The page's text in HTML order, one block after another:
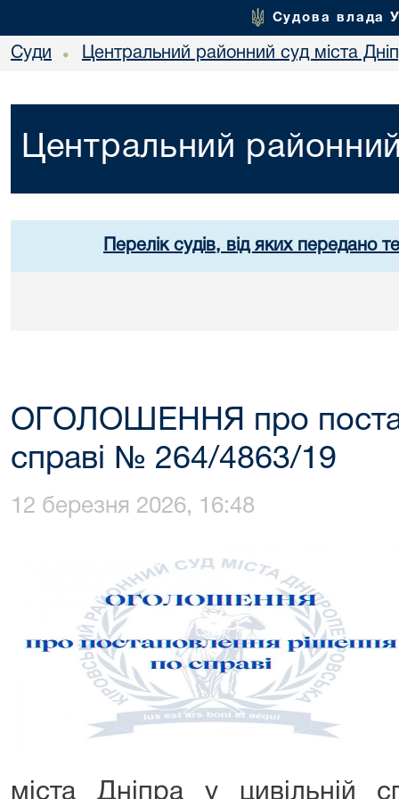
Судова влада
Суди • Центральний районний суд міста
Центральний
Перелік судів, від яких передано
ОГОЛОШЕННЯ про
справі № 264/4863/19
12 березня 2026, 16:48
міста Дніпра у цивільній